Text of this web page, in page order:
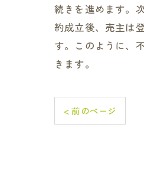
続きを進めます。
約成立後、売主は
す。このように、
きます。
< 前のページ